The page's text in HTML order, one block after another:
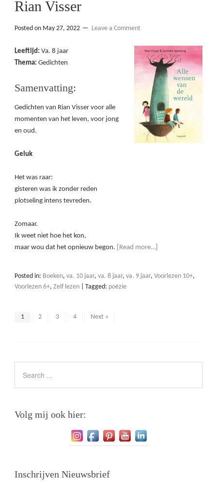
Rian Visser
Posted on May 27, 2022 Leave a Comment
Leeftijd: Va. 8 jaar
Thema: Gedichten
Samenvatting:
Gedichten van Rian Visser voor alle
momenten van het leven, voor jong
en oud.
Geluk
Het was raar:
gisteren was ik zonder reden
plotseling intens tevreden.
Zomaar.
Ik weet niet hoe het kon,
maar wou dat het opnieuw begon.
[Read more…]
Posted in: Boeken, va. 10 jaar, va. 8 jaar, va. 9 jaar, Voorlezen 10+,
Voorlezen 6+, Zelf lezen Tagged: poëzie
1 2 3 4 Next »
Volg mij ook hier:
Inschrijven Nieuwsbrief